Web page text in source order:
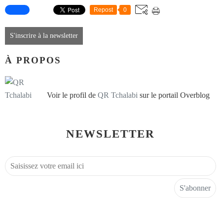
Repost 0
S'inscrire à la newsletter
À PROPOS
Voir le profil de QR Tchalabi sur le portail Overblog
NEWSLETTER